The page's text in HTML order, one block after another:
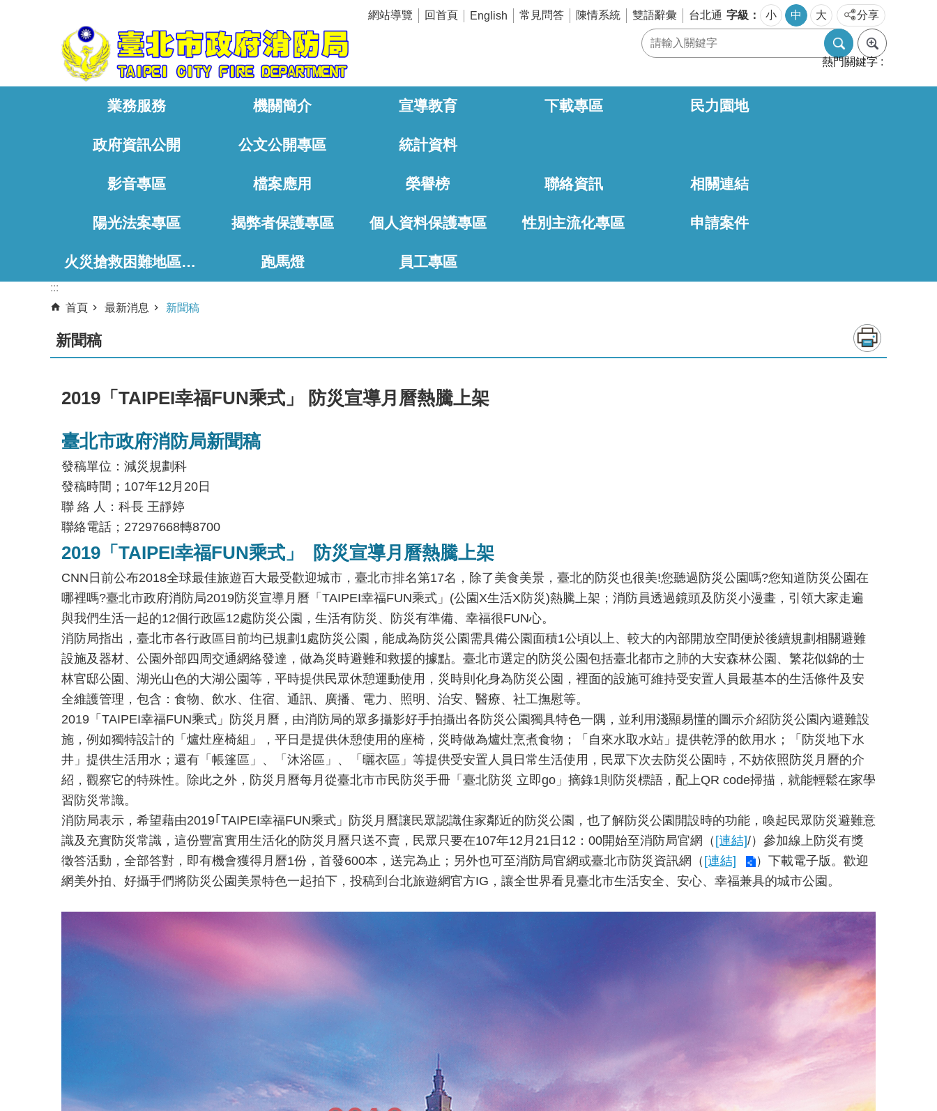
網站導覽 回首頁 English 常見問答 陳情系統 雙語辭彙 台北通 字級 小 中 大 分享
熱門關鍵字
業務服務 機關簡介 宣導教育 下載專區 民力園地
政府資訊公開 公文公開專區 統計資料
影音專區 檔案應用 榮譽榜 聯絡資訊 相關連結
陽光法案專區 揭弊者保護專區 個人資料保護專區 性別主流化專區 申請案件
火災搶救困難地區、消防通道相關資料 跑馬燈 員工專區
:::
首頁
最新消息 新聞稿
新聞稿
2019「TAIPEI幸福FUN乘式」 防災宣導月曆熱騰上架
臺北市政府消防局新聞稿
發稿單位：減災規劃科
發稿時間；107年12月20日
聯 絡 人：科長 王靜婷
聯絡電話；27297668轉8700
2019「TAIPEI幸福FUN乘式」 防災宣導月曆熱騰上架
CNN日前公布2018全球最佳旅遊百大最受歡迎城市，臺北市排名第17名，除了美食美景，臺北的防災也很美!您聽過防災公園嗎?您知道防災公園在
哪裡嗎?臺北市政府消防局2019防災宣導月曆「TAIPEI幸福FUN乘式」(公園X生活X防災)熱騰上架；消防員透過鏡頭及防災小漫畫，引領大家走遍
與我們生活一起的12個行政區12處防災公園，生活有防災、防災有準備、幸福很FUN心。
消防局指出，臺北市各行政區目前均已規劃1處防災公園，能成為防災公園需具備公園面積1公頃以上、較大的內部開放空間便於後續規劃相關避難
設施及器材、公園外部四周交通網絡發達，做為災時避難和救援的據點。臺北市選定的防災公園包括臺北都市之肺的大安森林公園、繁花似錦的士
林官邸公園、湖光山色的大湖公園等，平時提供民眾休憩運動使用，災時則化身為防災公園，裡面的設施可維持受安置人員最基本的生活條件及安
全維護管理，包含：食物、飲水、住宿、通訊、廣播、電力、照明、治安、醫療、社工撫慰等。
2019「TAIPEI幸福FUN乘式」防災月曆，由消防局的眾多攝影好手拍攝出各防災公園獨具特色一隅，並利用淺顯易懂的圖示介紹防災公園內避難設
施，例如獨特設計的「爐灶座椅組」，平日是提供休憩使用的座椅，災時做為爐灶烹煮食物；「自來水取水站」提供乾淨的飲用水；「防災地下水
井」提供生活用水；還有「帳篷區」、「沐浴區」、「曬衣區」等提供受安置人員日常生活使用，民眾下次去防災公園時，不妨依照防災月曆的介
紹，觀察它的特殊性。除此之外，防災月曆每月從臺北市市民防災手冊「臺北防災 立即go」摘錄1則防災標語，配上QR code掃描，就能輕鬆在家學
習防災常識。
消防局表示，希望藉由2019｢TAIPEI幸福FUN乘式」防災月曆讓民眾認識住家鄰近的防災公園，也了解防災公園開設時的功能，喚起民眾防災避難意
識及充實防災常識，這份豐富實用生活化的防災月曆只送不賣，民眾只要在107年12月21日12：00開始至消防局官網（ [連結]/）參加線上防災有獎
徵答活動，全部答對，即有機會獲得月曆1份，首發600本，送完為止；另外也可至消防局官網或臺北市防災資訊網（ [連結]
）下載電子版。歡迎
網美外拍、好攝手們將防災公園美景特色一起拍下，投稿到台北旅遊網官方IG，讓全世界看見臺北市生活安全、安心、幸福兼具的城市公園。